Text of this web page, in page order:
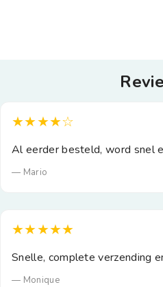
★★★★☆
Al eerder besteld, word snel
— Mario
★★★★★
Snelle, complete verzending
— Monique